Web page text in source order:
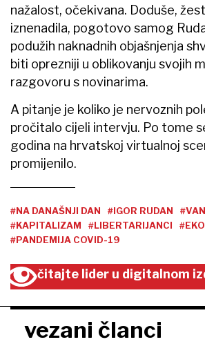
nažalost, očekivana. Doduše,
iznenadila, pogotovo samog
podužih naknadnih objašnjenja
biti oprezniji u oblikovanju svojih
razgovoru s novinarima.
A pitanje je koliko je nervoznih
pročitalo cijeli intervju. Po tome
godina na hrvatskoj virtualnoj
promijenilo.
#NA DANAŠNJI DAN #IGOR RUDAN
#KAPITALIZAM
#LIBERTARIJANCI
#PANDEMIJA COVID-19
čitajte lider u digitalnom
vezani članci